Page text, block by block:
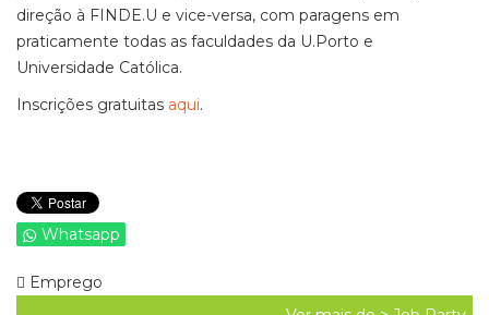
direção à FINDE.U e vice-versa, com paragens em
praticamente todas as faculdades da U.Porto e
Universidade Católica.
Inscrições gratuitas aqui.
Whatsapp
Emprego